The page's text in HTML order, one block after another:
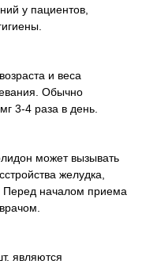
у пациентов,
и веса
Обычно
3-4 раза в день.
может вызывать
желудка,
Перед началом приема
являются